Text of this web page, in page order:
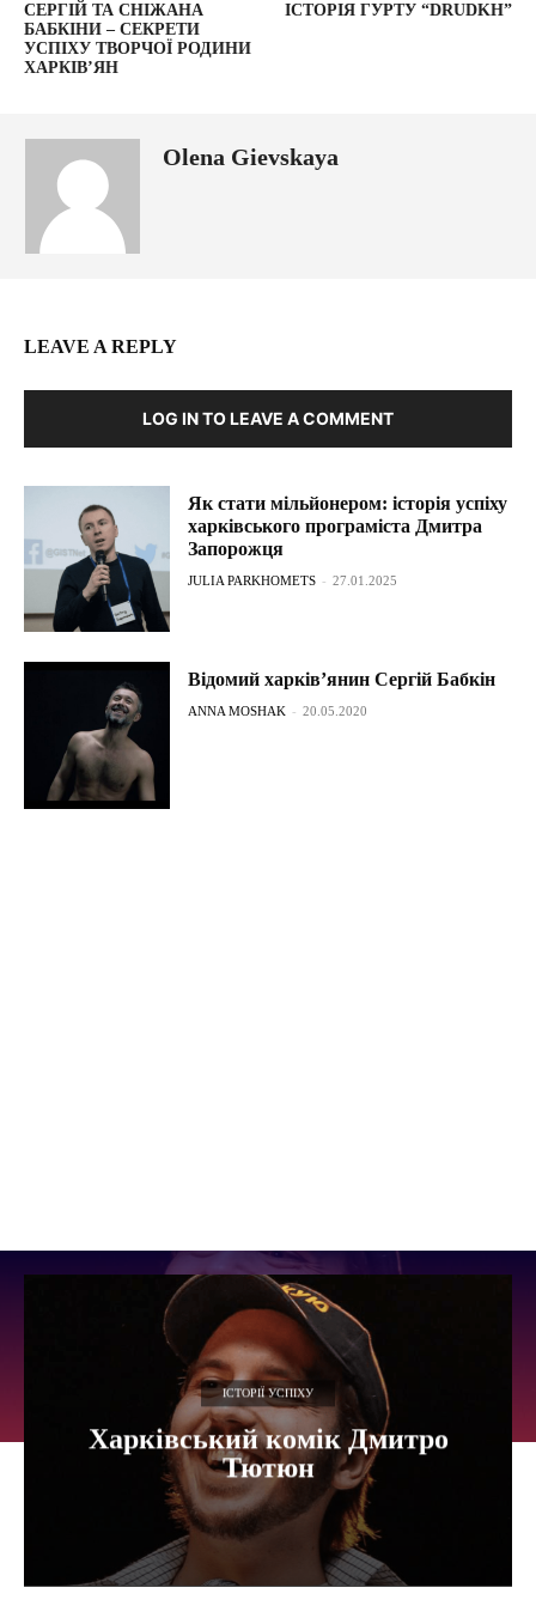
СЕРГІЙ ТА СНІЖАНА
БАБКІНИ – СЕКРЕТИ
УСПІХУ ТВОРЧОЇ РОДИНИ
ХАРКІВ’ЯН
ІСТОРІЯ ГУРТУ “DRUDKH”
Olena Gievskaya
LEAVE A REPLY
LOG IN TO LEAVE A COMMENT
Як стати мільйонером: історія успіху
харківського програміста Дмитра
Запорожця
JULIA PARKHOMETS - 27.01.2025
Відомий харків’янин Сергій Бабкін
ANNA MOSHAK - 20.05.2020